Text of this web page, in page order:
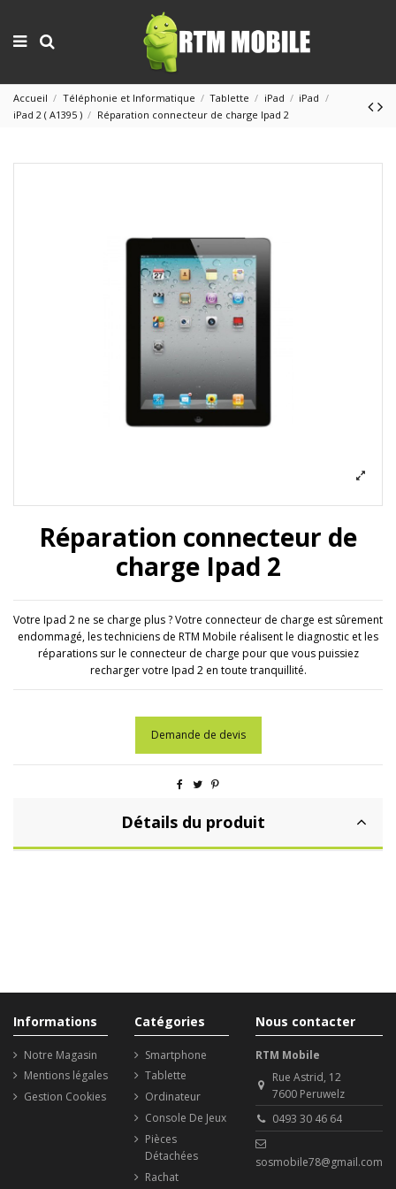
Accueil Téléphonie et Informatique Tablette iPad
iPad
iPad 2 ( A1395 )
Réparation connecteur de charge Ipad 2
Réparation connecteur de
charge Ipad 2
Votre Ipad 2 ne se charge plus ? Votre connecteur de charge est sûrement
endommagé, les techniciens de RTM Mobile réalisent le diagnostic et les
réparations sur le connecteur de charge pour que vous puissiez
recharger votre Ipad 2 en toute tranquillité.
Demande de devis
Détails du produit
Informations
Notre Magasin
Mentions légales
Gestion Cookies
Catégories
Smartphone
Tablette
Ordinateur
Console De Jeux
Pièces
Détachées
Rachat
Nous contacter
RTM Mobile
Rue Astrid, 12
7600 Peruwelz
0493 30 46 64
sosmobile78@gmail.com